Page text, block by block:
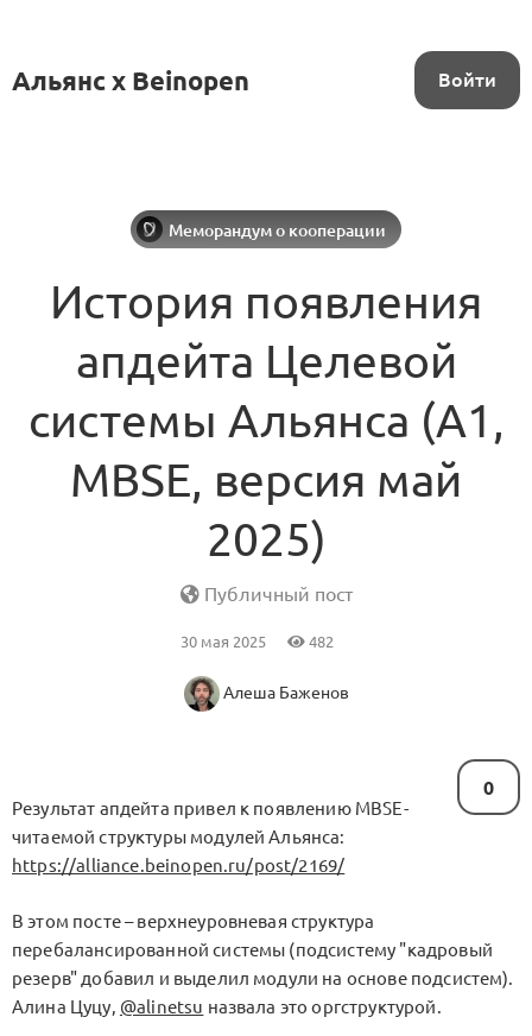
Альянс x Beinopen Войти
Меморандум о кооперации
История появления
апдейта Целевой
системы Альянса (А1,
MBSE, версия май
2025)
Публичный пост
30 мая 2025 482
Алеша Баженов
0
Результат апдейта привел к появлению MBSE-
читаемой структуры модулей Альянса:
https://alliance.beinopen.ru/post/2169/
В этом посте – верхнеуровневая структура
перебалансированной системы (подсистему "кадровый
резерв" добавил и выделил модули на основе подсистем).
Алина Цуцу, @alinetsu назвала это оргструктурой.